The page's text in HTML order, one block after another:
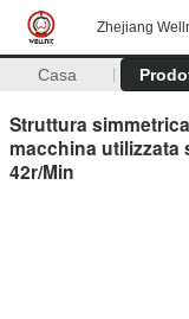
Zhejiang
Casa
Struttura
macchina
42r/Min